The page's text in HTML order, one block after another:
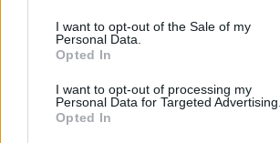
I want to opt-out of the Sale of my
Personal Data.
Opted In
I want to opt-out of processing my
Personal Data for Targeted Advertising.
Opted In
SONO tutte d'accordo le
proprietari immobiliari con la
proposta di Berlusconi di abolire